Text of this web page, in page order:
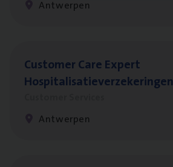
Antwerpen
Cus­to­mer Care Expert
Hospitalisatieverzekeringen
Antwerpen